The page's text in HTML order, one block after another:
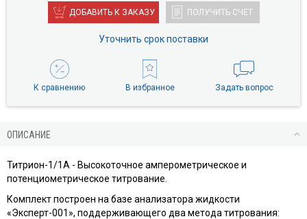
ДОБАВИТЬ К ЗАКАЗУ ПОЛУЧИТЬ СЧЕТ
Уточнить срок поставки
К сравнению В избранное Задать вопрос
ОПИСАНИЕ
Титрион-1/1А - Высокоточное амперометрическое и
потенциометрическое титрование.
Комплект построен на базе анализатора жидкости
«Эксперт-001», поддерживающего два метода титрования: